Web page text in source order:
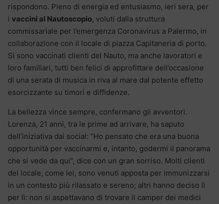
rispondono. Pieno di energia ed entusiasmo, ieri sera, per
i vaccini al Nautoscopio, voluti dalla struttura
commissariale per l’emergenza Coronavirus a Palermo, in
collaborazione con il locale di piazza Capitaneria di porto.
Si sono vaccinati clienti del Nauto, ma anche lavoratori e
loro familiari, tutti ben felici di approfittare dell’occasione
di una serata di musica in riva al mare dal potente effetto
esorcizzante su timori e diffidenze.
La bellezza vince sempre, confermano gli avventori.
Lorenza, 21 anni, tra le prime ad arrivare, ha saputo
dell’iniziativa dai social: “Ho pensato che era una buona
opportunità per vaccinarmi e, intanto, godermi il panorama
che si vede da qui”, dice con un gran sorriso. Molti clienti
del locale, come lei, sono venuti apposta per immunizzarsi
in un contesto più rilassato e sereno; altri hanno deciso lì
per lì: non si aspettavano di trovare il camper dei medici